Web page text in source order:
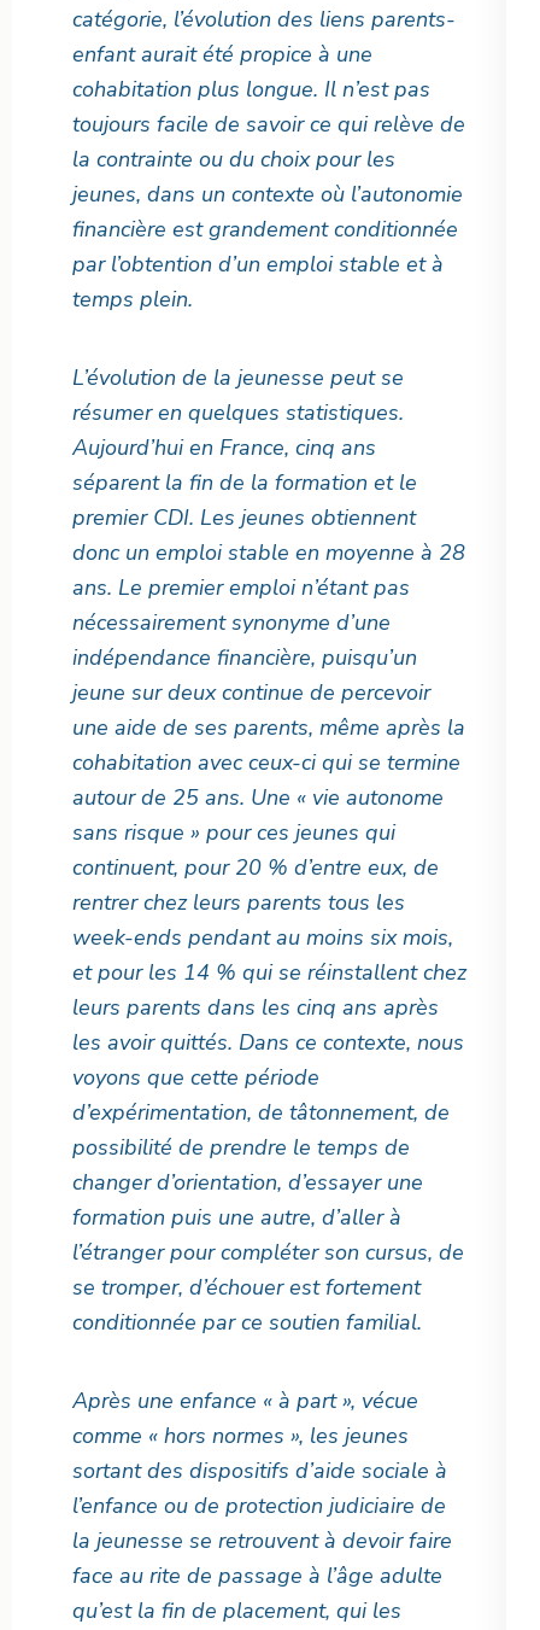
catégorie, l’évolution des liens parents-
enfant aurait été propice à une
cohabitation plus longue. Il n’est pas
toujours facile de savoir ce qui relève de
la contrainte ou du choix pour les
jeunes, dans un contexte où l’autonomie
financière est grandement conditionnée
par l’obtention d’un emploi stable et à
temps plein.
L’évolution de la jeunesse peut se
résumer en quelques statistiques.
Aujourd’hui en France, cinq ans
séparent la fin de la formation et le
premier CDI. Les jeunes obtiennent
donc un emploi stable en moyenne à 28
ans. Le premier emploi n’étant pas
nécessairement synonyme d’une
indépendance financière, puisqu’un
jeune sur deux continue de percevoir
une aide de ses parents, même après la
cohabitation avec ceux-ci qui se termine
autour de 25 ans. Une « vie autonome
sans risque » pour ces jeunes qui
continuent, pour 20 % d’entre eux, de
rentrer chez leurs parents tous les
week-ends pendant au moins six mois,
et pour les 14 % qui se réinstallent chez
leurs parents dans les cinq ans après
les avoir quittés. Dans ce contexte, nous
voyons que cette période
d’expérimentation, de tâtonnement, de
possibilité de prendre le temps de
changer d’orientation, d’essayer une
formation puis une autre, d’aller à
l’étranger pour compléter son cursus, de
se tromper, d’échouer est fortement
conditionnée par ce soutien familial.
Après une enfance « à part », vécue
comme « hors normes », les jeunes
sortant des dispositifs d’aide sociale à
l’enfance ou de protection judiciaire de
la jeunesse se retrouvent à devoir faire
face au rite de passage à l’âge adulte
qu’est la fin de placement, qui les